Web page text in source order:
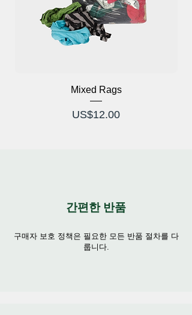
Mixed Rags
가격
US$12.00
간편한 반품
구매자 보호 정책은 필요한 모든 반품 절차를 다
룹니다.